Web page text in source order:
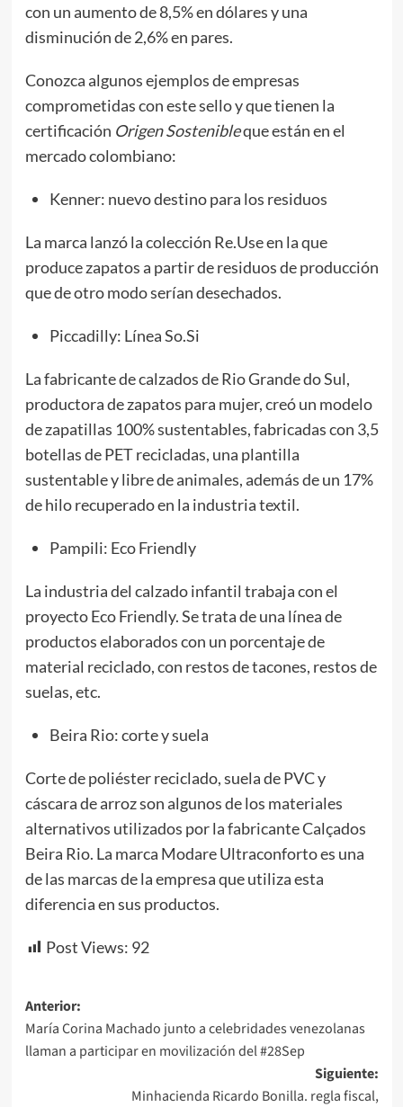
con un aumento de 8,5% en dólares y una
disminución de 2,6% en pares.
Conozca algunos ejemplos de empresas
comprometidas con este sello y que tienen la
certificación Origen Sostenibleque están en el
mercado colombiano:
Kenner: nuevo destino para los residuos
La marca lanzó la colección Re.Use en la que
produce zapatos a partir de residuos de producción
que de otro modo serían desechados.
Piccadilly: Línea So.Si
La fabricante de calzados de Rio Grande do Sul,
productora de zapatos para mujer, creó un modelo
de zapatillas 100% sustentables, fabricadas con 3,5
botellas de PET recicladas, una plantilla
sustentable y libre de animales, además de un 17%
de hilo recuperado en la industria textil.
Pampili: Eco Friendly
La industria del calzado infantil trabaja con el
proyecto Eco Friendly. Se trata de una línea de
productos elaborados con un porcentaje de
material reciclado, con restos de tacones, restos de
suelas, etc.
Beira Rio: corte y suela
Corte de poliéster reciclado, suela de PVC y
cáscara de arroz son algunos de los materiales
alternativos utilizados por la fabricante Calçados
Beira Rio. La marca Modare Ultraconforto es una
de las marcas de la empresa que utiliza esta
diferencia en sus productos.
Post Views: 92
Navegación
de
entradas
Anterior:
María Corina Machado junto a celebridades venezolanas
llaman a participar en movilización del #28Sep
Siguiente:
Minhacienda Ricardo Bonilla. regla fiscal,